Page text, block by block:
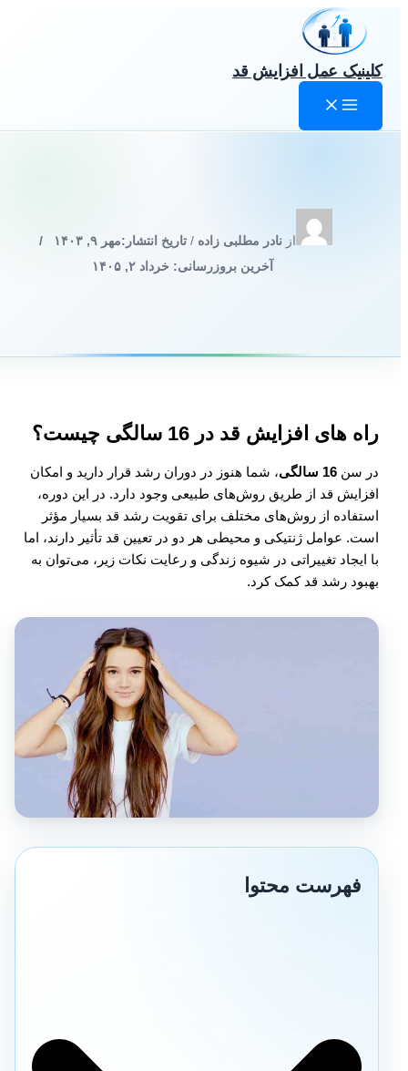
محتواکلینیک عمل افزایش قد
از نادر مطلبی زاده/ تاریخ انتشار: مهر ۹, ۱۴۰۳
آخرین بروزرسانی: خرداد ۲, ۱۴۰۵
راه های افزایش قد در 16 سالگی چیست؟
در سن16 سالگی
، شما هنوز در دوران رشد قرار دارید و امکان
افزایش قد از طریق روش‌های طبیعی وجود دارد. در این دوره،
استفاده از روش‌های مختلف برای تقویت رشد قد بسیار مؤثر
است. عوامل ژنتیکی و محیطی هر دو در تعیین قد تأثیر دارند، اما
با ایجاد تغییراتی در شیوه زندگی و رعایت نکات زیر، می‌توان به
بهبود رشد قد کمک کرد.
فهرست محتوا